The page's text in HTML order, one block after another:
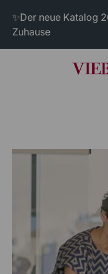
✨Der neue Katalog
Zuhause